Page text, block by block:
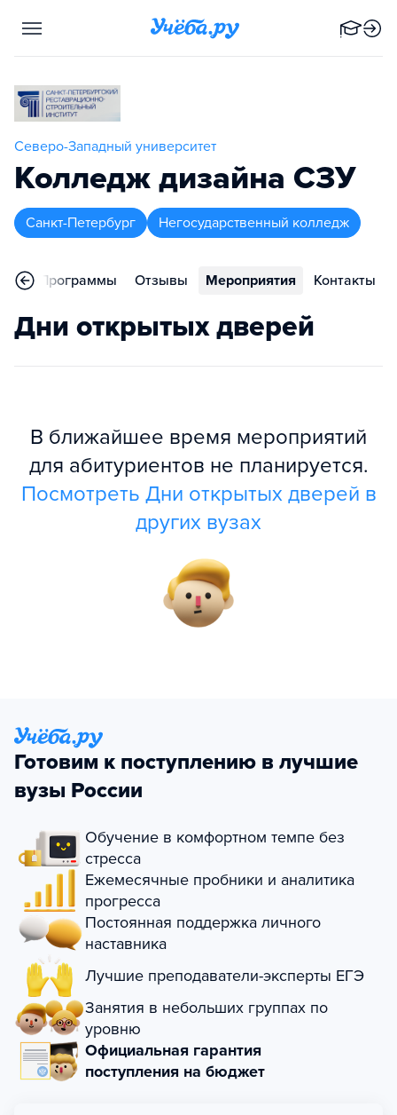
Северо-Западный университет
Колледж дизайна СЗУ
Санкт-Петербург Негосударственный колледж
Программы Отзывы Мероприятия Контакты
Дни открытых дверей
В ближайшее время мероприятий
для абитуриентов не планируется.
Посмотреть Дни открытых дверей в
других вузах
Готовим к поступлению в лучшие
вузы России
Обучение в комфортном темпе без
стресса
Ежемесячные пробники и аналитика
прогресса
Постоянная поддержка личного
наставника
Лучшие преподаватели-эксперты ЕГЭ
Занятия в небольших группах по
уровню
Официальная гарантия
поступления на бюджет